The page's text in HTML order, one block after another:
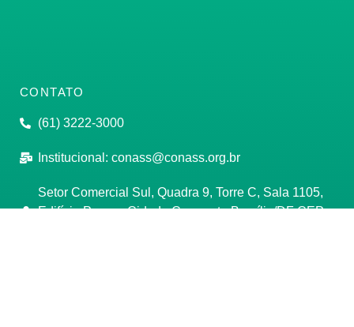
CONTATO
(61) 3222-3000
Institucional: conass@conass.org.br
Setor Comercial Sul, Quadra 9, Torre C, Sala 1105,
Edifício Parque Cidade Corporate Brasília/DF CEP: